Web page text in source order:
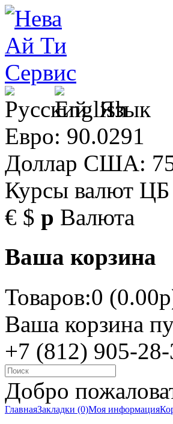
Язык
Евро: 90.0291
Доллар США:
Курсы валют
€ $ р Валюта
Ваша корзина
Товаров:0
Ваша корзина
+7 (812) 905-
Добро
ГлавнаяЗакладки (0)Моя информация